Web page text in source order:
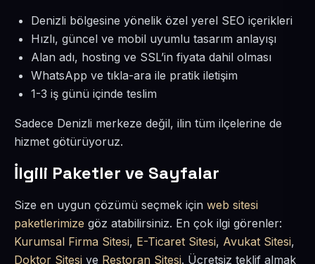
Denizli bölgesine yönelik özel yerel SEO içerikleri
Hızlı, güncel ve mobil uyumlu tasarım anlayışı
Alan adı, hosting ve SSL’in fiyata dahil olması
WhatsApp ve tıkla-ara ile pratik iletişim
1-3 iş günü içinde teslim
Sadece Denizli merkeze değil, ilin tüm ilçelerine de
hizmet götürüyoruz.
İlgili Paketler ve Sayfalar
Size en uygun çözümü seçmek için web sitesi
paketlerimize göz atabilirsiniz. En çok ilgi görenler:
Kurumsal Firma Sitesi, E-Ticaret Sitesi, Avukat Sitesi,
Doktor Sitesi ve Restoran Sitesi. Ücretsiz teklif almak